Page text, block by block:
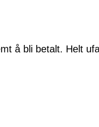
å bli betalt. Helt